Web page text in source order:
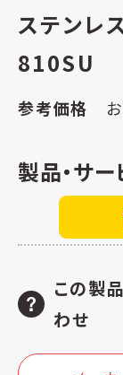
ステンレ
810SU
参考価格
製品・サ
この製
わせ